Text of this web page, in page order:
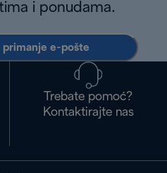
i ponudama.
primanje e-pošte
Trebate pomoć?
Kontaktirajte nas